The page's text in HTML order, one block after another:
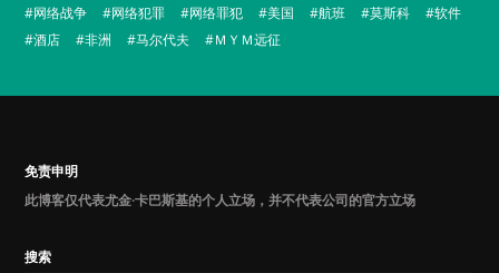
网络战争
网络犯罪 网络罪犯 美国 航班 莫斯科
软件
酒店
非洲 马尔代夫 ＭＹＭ远征
免责申明
此博客仅代表尤金·卡巴斯基的个人立场，并不代表公司的官方立场
搜索